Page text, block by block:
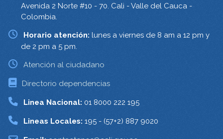
Avenida 2 Norte #10 - 70. Cali - Valle del Cauca -
Colombia.
Horario atención: lunes a viernes de 8 am a 12 pm y
de 2 pm a 5 pm.
Atención al ciudadano
Directorio dependencias
Linea Nacional: 01 8000 222 195
Lineas Locales: 195 - (57+2) 887 9020